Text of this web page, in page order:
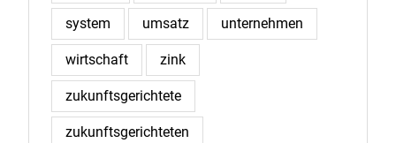
system umsatz unternehmen
wirtschaft zink
zukunftsgerichtete
zukunftsgerichteten